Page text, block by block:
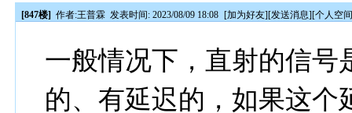
[847楼] 作者:王普霖 发表时间: 2023/08/09 18:08 [加为好友][发送消息][个人空
一般情况下，直射的信号
的、有延迟的，如果这个